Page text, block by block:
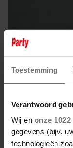
Toestemming
Verantwoord
Wij en onze
gegevens (bijv.
technologieën